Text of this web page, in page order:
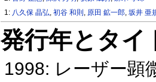
1: 八久保 晶弘,初谷 和則 , 原田 鉱一郎,坂井 亜
発行年とタ
1998: レーザー顕